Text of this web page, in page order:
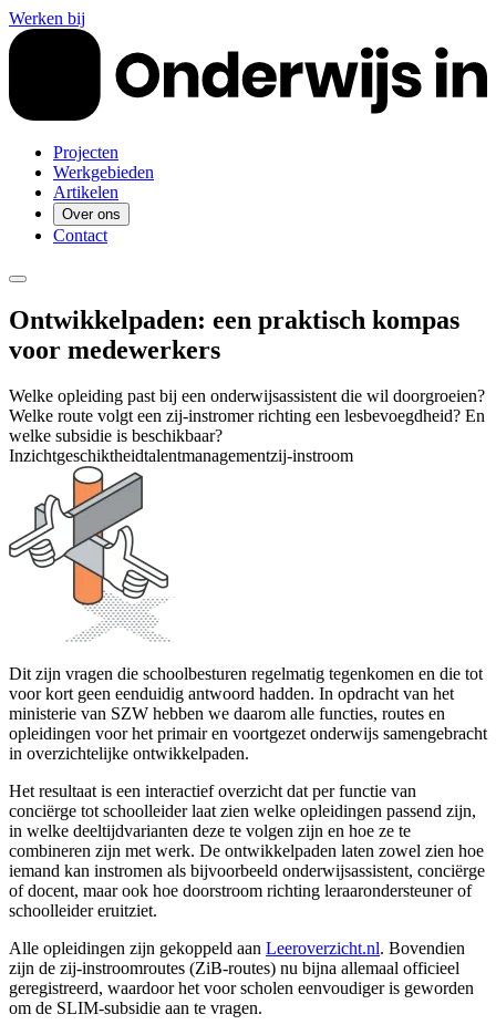
Werken bij
Projecten
Werkgebieden
Artikelen
Over ons
Contact
Ontwikkelpaden: een praktisch kompas
voor medewerkers
Welke opleiding past bij een onderwijsassistent die wil doorgroeien?
Welke route volgt een zij-instromer richting een lesbevoegdheid? En
welke subsidie is beschikbaar?
Inzichtgeschiktheidtalentmanagementzij-instroom
Dit zijn vragen die schoolbesturen regelmatig tegenkomen en die tot
voor kort geen eenduidig antwoord hadden. In opdracht van het
ministerie van SZW hebben we daarom alle functies, routes en
opleidingen voor het primair en voortgezet onderwijs samengebracht
in overzichtelijke ontwikkelpaden.
Het resultaat is een interactief overzicht dat per functie van
conciërge tot schoolleider laat zien welke opleidingen passend zijn,
in welke deeltijdvarianten deze te volgen zijn en hoe ze te
combineren zijn met werk. De ontwikkelpaden laten zowel zien hoe
iemand kan instromen als bijvoorbeeld onderwijsassistent, conciërge
of docent, maar ook hoe doorstroom richting leraarondersteuner of
schoolleider eruitziet.
Alle opleidingen zijn gekoppeld aan Leeroverzicht.nl. Bovendien
zijn de zij-instroomroutes (ZiB-routes) nu bijna allemaal officieel
geregistreerd, waardoor het voor scholen eenvoudiger is geworden
om de SLIM-subsidie aan te vragen.